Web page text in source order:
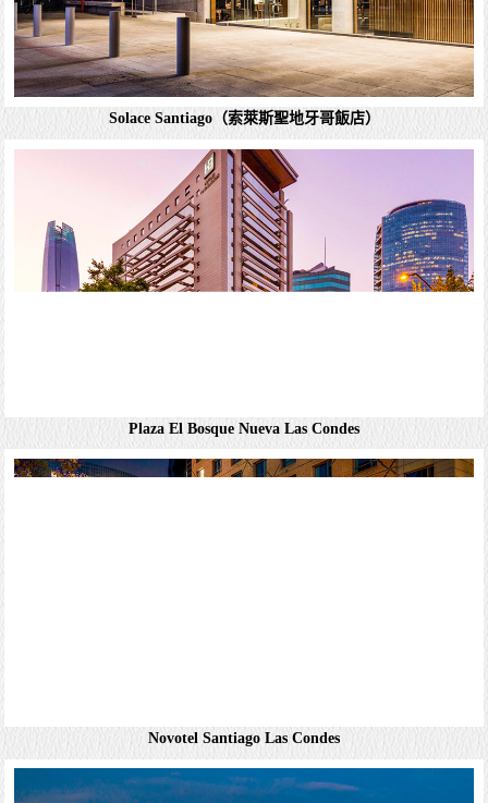
Hotel Don Raúl
簡約的磁磚地板客房提供基本家具和免費Wi-Fi。部分客房
設有廚房。早餐可送至客房，需另外收費。提供免費停車和
自助早餐。大廳設有衛星電視。 官網：Hotel Don raul
Atacama...
詳細資料
Solace Santiago（索萊斯聖地牙哥飯店）
Solace Santiago（索萊斯聖地牙哥飯店）
簡約的客房設有落地窗，提供免費Wi-Fi，迷你吧，平面電
Plaza El Bosque Nueva Las Condes
Plaza El Bosque Nueva Las Condes
精緻客房可享城市景觀，附現代裝潢，免費Wi-Fi，平面電
Novotel Santiago Las Condes